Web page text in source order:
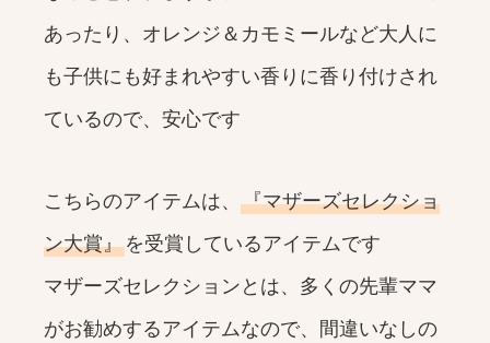
あったり、オレンジ＆カモミールなど大人に
も子供にも好まれやすい香りに香り付けされ
ているので、安心です
こちらのアイテムは、 『マザーズセレクショ
ン大賞』 を受賞しているアイテムです
マザーズセレクションとは、多くの先輩ママ
がお勧めするアイテムなので、間違いなしの